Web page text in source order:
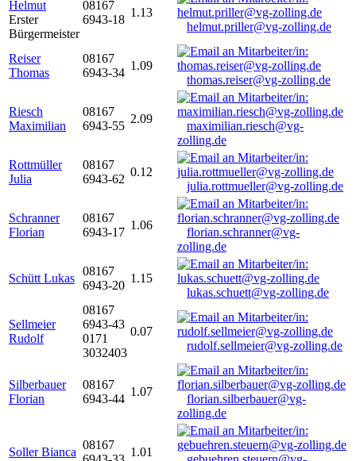
Helmut
Erster
Bürgermeister
08167
6943-18
1.13
helmut.priller@vg-zolling.de
Reiser
Thomas
08167
6943-34
1.09
thomas.reiser@vg-zolling.de
Riesch
Maximilian
08167
6943-55
2.09
maximilian.riesch@vg-
zolling.de
Rottmüller
Julia
08167
6943-62
0.12
julia.rottmueller@vg-zolling.de
Schranner
Florian
08167
6943-17
1.06
florian.schranner@vg-
zolling.de
Schütt Lukas
08167
6943-20
1.15
lukas.schuett@vg-zolling.de
Sellmeier
Rudolf
08167
6943-43
0171
3032403
0.07
rudolf.sellmeier@vg-zolling.de
Silberbauer
Florian
08167
6943-44
1.07
florian.silberbauer@vg-
zolling.de
Soller Bianca
08167
1.01